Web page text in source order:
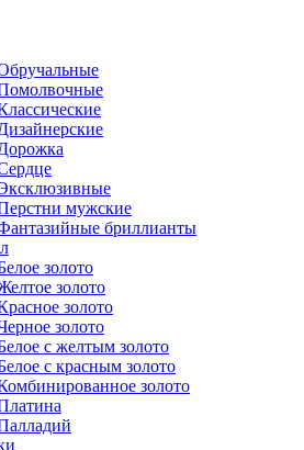
мужские
бриллианты
золото
золото
золото
золото
с желтым золото
с красным золото
золото